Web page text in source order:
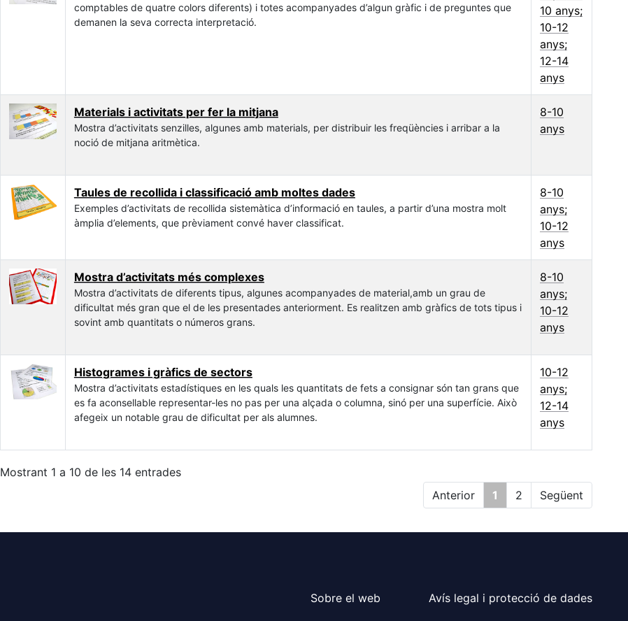
comptables de quatre colors diferents) i totes acompanyades d’algun gràfic i de preguntes que
demanen la seva correcta interpretació.
10 anys;
10-12
anys;
12-14
anys
Materials i activitats per fer la mitjana
Mostra d’activitats senzilles, algunes amb materials, per distribuir les freqüències i arribar a la
noció de mitjana aritmètica.
8-10
anys
Taules de recollida i classificació amb moltes dades
Exemples d’activitats de recollida sistemàtica d’informació en taules, a partir d’una mostra molt
àmplia d’elements, que prèviament convé haver classificat.
8-10
anys;
10-12
anys
Mostra d’activitats més complexes
Mostra d’activitats de diferents tipus, algunes acompanyades de material,amb un grau de
dificultat més gran que el de les presentades anteriorment. Es realitzen amb gràfics de tots tipus i
sovint amb quantitats o números grans.
8-10
anys;
10-12
anys
Histogrames i gràfics de sectors
Mostra d’activitats estadístiques en les quals les quantitats de fets a consignar són tan grans que
es fa aconsellable representar-les no pas per una alçada o columna, sinó per una superfície. Això
afegeix un notable grau de dificultat per als alumnes.
10-12
anys;
12-14
anys
Mostrant 1 a 10 de les 14 entrades
Anterior
1 2 Següent
Sobre el web Avís legal i protecció de dades